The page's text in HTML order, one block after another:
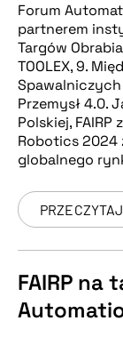
Forum
partnerem
Targów
TOOLEX, 9.
Spawalniczych
Przemysł 4.0.
Polskiej,
Robotics
globalnego
FAIRP na